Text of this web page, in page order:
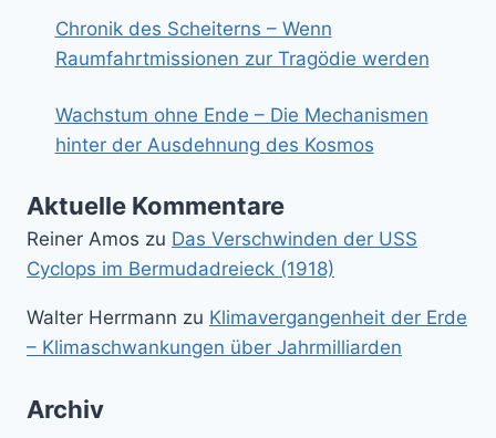
Chronik des Scheiterns – Wenn
Raumfahrtmissionen zur Tragödie werden
Wachstum ohne Ende – Die Mechanismen
hinter der Ausdehnung des Kosmos
Aktuelle Kommentare
Reiner Amos zu Das Verschwinden der USS
Cyclops im Bermudadreieck (1918)
Walter Herrmann zu Klimavergangenheit der Erde
– Klimaschwankungen über Jahrmilliarden
Archiv